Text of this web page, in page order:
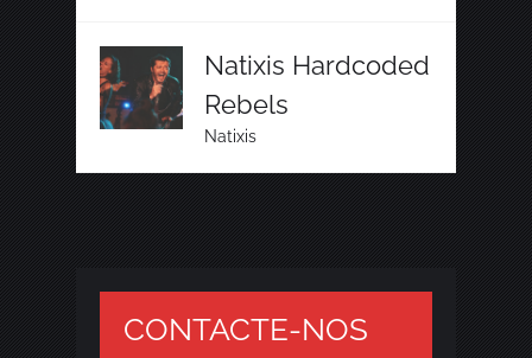
Natixis Hardcoded
Rebels
Natixis
CONTACTE-NOS